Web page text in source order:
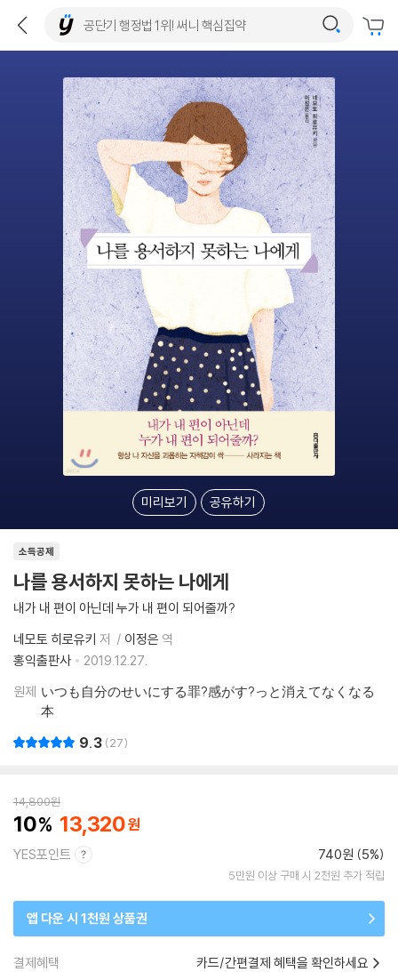
미리보기 공유하기
소득공제
나를 용서하지 못하는 나에게
내가 내 편이 아닌데 누가 내 편이 되어줄까?
네모토 히로유키 저 이정은 역
홍익출판사
2019.12.27.
원제 いつも自分のせいにする罪?感がす?っと消えてなくなる
本
9.3 27
14,800원
10 13,320
YES포인트 740원 (5%)
5만원 이상 구매 시 2천원 추가 적립
앱 다운 시 1천원 상품권
결제혜택 카드/간편결제 혜택을 확인하세요